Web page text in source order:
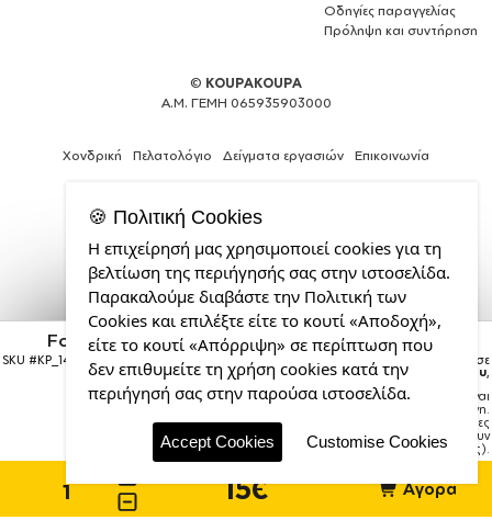
Ford, Κούπα κεραμική, χρυσή καθρέπτης, 330ml
SKU #KP_14608_mug-mirror-gold Η παραγγελία σας θα παραδοθεί σε
courier έως τηνΤρίτη 18 Αυγούστου,
Σημείωση:Η παράδοση στο courier είναι
εκτιμώμενη.
1–3 εργάσιμες
ημέρες (ενδέχεται να υπάρξουν
καθυστερήσεις).
15€ Αγορά
Οδηγίες παραγγελίας
Πρόληψη και συντήρηση
© KOUPAKOUPA
Α.Μ. ΓΕΜΗ 065935903000
Χονδρική Πελατολόγιο Δείγματα εργασιών Επικοινωνία
Web
Design,
Social
Media
&
SEO
Agency
από
την
CDL.gr
🍪 Πολιτική Cookies
Η επιχείρησή μας χρησιμοποιεί cookies για τη
βελτίωση της περιήγησής σας στην ιστοσελίδα.
Παρακαλούμε διαβάστε την Πολιτική των
Cookies και επιλέξτε είτε το κουτί «Αποδοχή»,
είτε το κουτί «Απόρριψη» σε περίπτωση που
δεν επιθυμείτε τη χρήση cookies κατά την
περιήγησή σας στην παρούσα ιστοσελίδα.
Accept Cookies Customise Cookies